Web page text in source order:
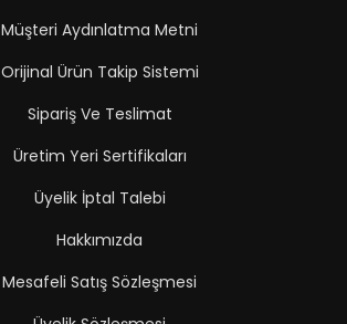
Müşteri Aydınlatma Metni
Orijinal Ürün Takip Sistemi
Sipariş Ve Teslimat
Üretim Yeri Sertifikaları
Üyelik İptal Talebi
Hakkımızda
Mesafeli Satış Sözleşmesi